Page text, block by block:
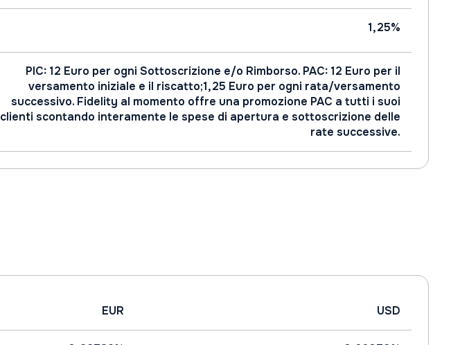
1,25%
PIC: 12 Euro per ogni Sottoscrizione e/o Rimborso. PAC: 12 Euro per il
versamento iniziale e il riscatto;1,25 Euro per ogni rata/versamento
successivo. Fidelity al momento offre una promozione PAC a tutti i suoi
clienti scontando interamente le spese di apertura e sottoscrizione delle
rate successive.
EUR USD